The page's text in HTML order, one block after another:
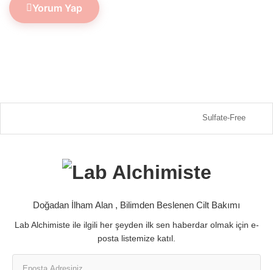
Yorum Yap
Sulfate-Free
Doğadan İlham Alan , Bilimden Beslenen Cilt Bakımı
Lab Alchimiste ile ilgili her şeyden ilk sen haberdar olmak için e-
posta listemize katıl.